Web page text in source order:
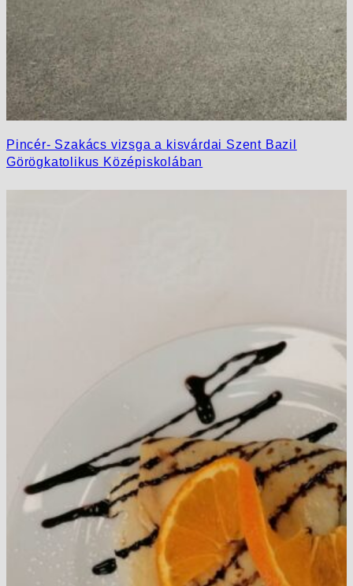
Pincér- Szakács vizsga a kisvárdai Szent Bazil
Görögkatolikus Középiskolában